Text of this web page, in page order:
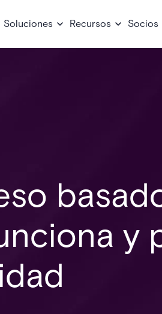
Soluciones Recursos Socios
y